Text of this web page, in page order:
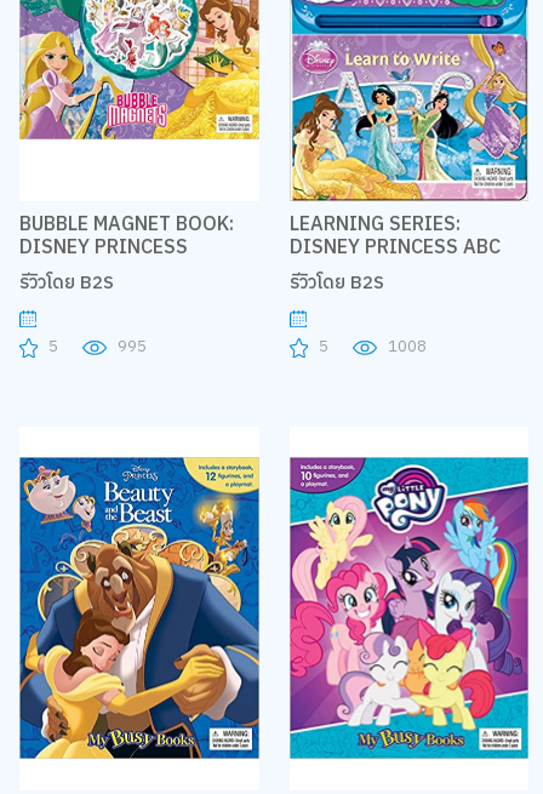
BUBBLE MAGNET BOOK:
DISNEY PRINCESS
รีวิวโดย B2S
5 995
LEARNING SERIES:
DISNEY PRINCESS ABC
รีวิวโดย B2S
5 1008